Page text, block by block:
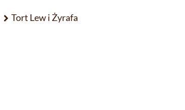
Tort Lew i Żyrafa